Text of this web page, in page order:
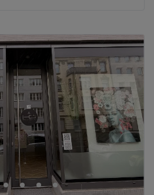
10:00–18:00
10:00
18:00
10:00–18:00
10:00
10:00–18:00
Geschlossen
verbindet luxuriöse
modernster Technologie. Das
Gesichtsbehandlungen,
mit Candela-